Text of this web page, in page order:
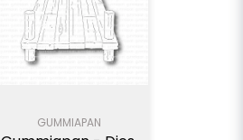
GUMMIAPAN